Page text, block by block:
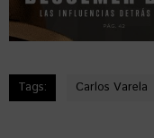
Tags: Carlos Varela